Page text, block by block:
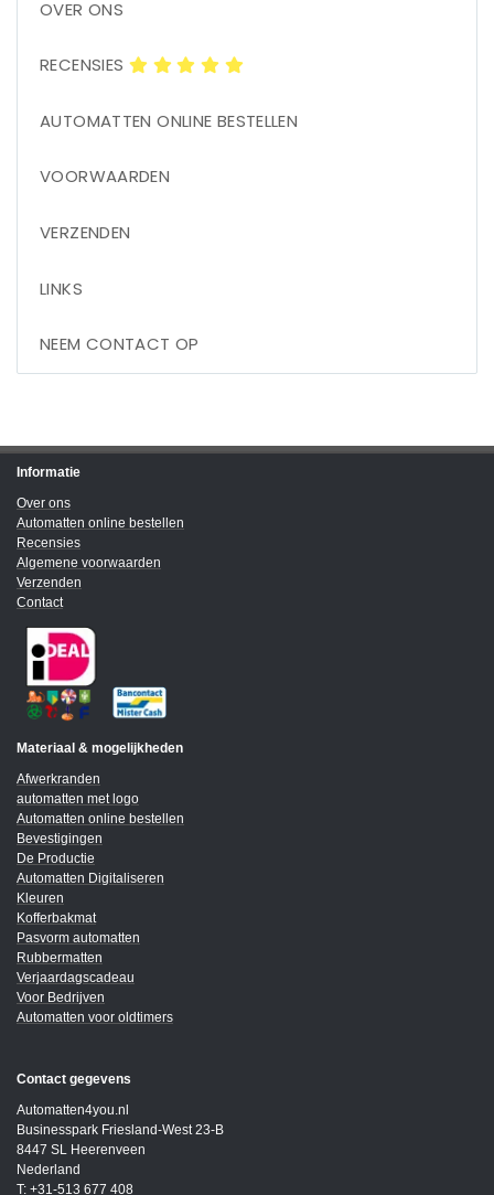
OVER ONS
RECENSIES
AUTOMATTEN ONLINE BESTELLEN
VOORWAARDEN
VERZENDEN
LINKS
NEEM CONTACT OP
Informatie
Over ons
Automatten online bestellen
Recensies
Algemene voorwaarden
Verzenden
Contact
Materiaal & mogelijkheden
Afwerkranden
automatten met logo
Automatten online bestellen
Bevestigingen
De Productie
Automatten Digitaliseren
Kleuren
Kofferbakmat
Pasvorm automatten
Rubbermatten
Verjaardagscadeau
Voor Bedrijven
Automatten voor oldtimers
Contact gegevens
Automatten4you.nl
Businesspark Friesland-West 23-B
8447 SL Heerenveen
Nederland
T: +31-513 677 408